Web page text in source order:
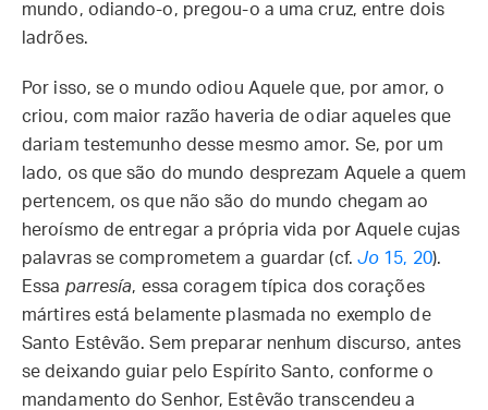
mundo, odiando-o, pregou-o a uma cruz, entre dois
ladrões.
Por isso, se o mundo odiou Aquele que, por amor, o
criou, com maior razão haveria de odiar aqueles que
dariam testemunho desse mesmo amor. Se, por um
lado, os que são do mundo desprezam Aquele a quem
pertencem, os que não são do mundo chegam ao
heroísmo de entregar a própria vida por Aquele cujas
palavras se comprometem a guardar (cf. Jo 15, 20).
Essa parresía, essa coragem típica dos corações
mártires está belamente plasmada no exemplo de
Santo Estêvão. Sem preparar nenhum discurso, antes
se deixando guiar pelo Espírito Santo, conforme o
mandamento do Senhor, Estêvão transcendeu a